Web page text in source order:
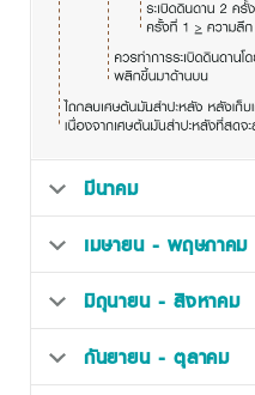
มีนาคม
เมษายน - พฤษภาคม
มิถุนายน - สิงหาคม
กันยายน - ตุลาคม